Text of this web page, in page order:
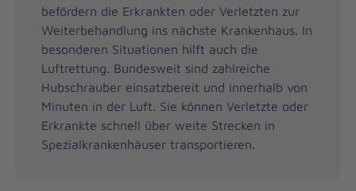
befördern die Erkrankten oder Verletzten zur
Weiterbehandlung ins nächste Krankenhaus. In
besonderen Situationen hilft auch die
Luftrettung. Bundesweit sind zahlreiche
Hubschrauber einsatzbereit und innerhalb von
Minuten in der Luft. Sie können Verletzte oder
Erkrankte schnell über weite Strecken in
Spezialkrankenhäuser transportieren.